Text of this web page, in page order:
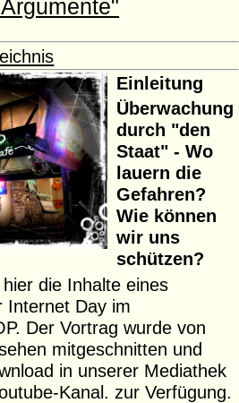
Einleitung
Überwachung
durch "den
Staat" - Wo
lauern die
Gefahren?
Wie können
wir uns
schützen?
die Inhalte eines
Internet Day im
Der Vortrag wurde von
mitgeschnitten und
in unserer Mediathek
Kanal. zur Verfügung.